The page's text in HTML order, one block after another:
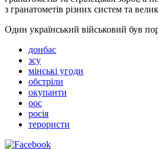
з гранатометів різних систем та
Один український військовий був
донбас
зсу
мінські угоди
обстріли
окупанти
оос
росія
терористи